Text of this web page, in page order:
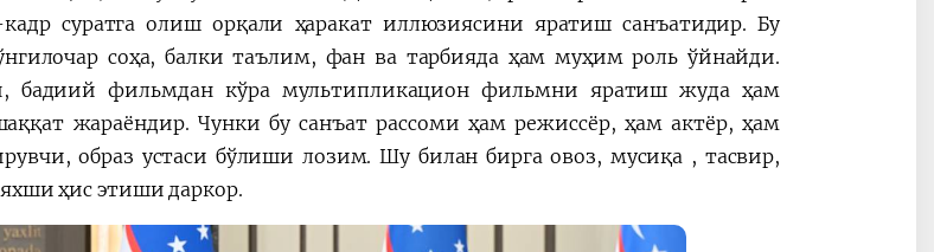
суратга олиш орқали ҳаракат иллюзиясини яратиш санъатидир. Бу
соҳа, балки таълим, фан ва тарбияда ҳам муҳим роль ўйнайди.
бадиий фильмдан кўра мультипликацион фильмни яратиш жуда ҳам
жараёндир. Чунки бу санъат рассоми ҳам режиссёр, ҳам актёр, ҳам
образ устаси бўлиши лозим. Шу билан бирга овоз, мусиқа , тасвир,
ҳис этиши даркор.